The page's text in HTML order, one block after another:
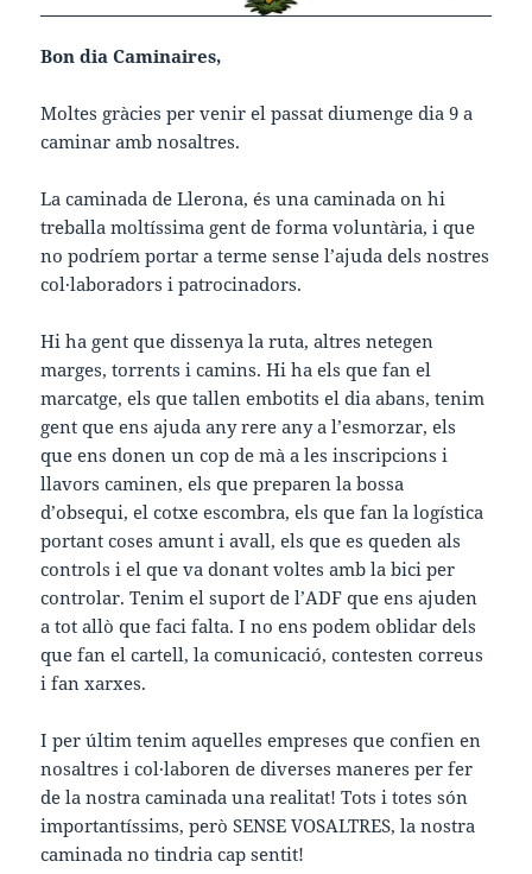
Bon dia Caminaires,
Moltes gràcies per venir el passat diumenge dia 9 a
caminar amb nosaltres.
La caminada de Llerona, és una caminada on hi
treballa moltíssima gent de forma voluntària, i que
no podríem portar a terme sense l’ajuda dels nostres
col·laboradors i patrocinadors.
Hi ha gent que dissenya la ruta, altres netegen
marges, torrents i camins. Hi ha els que fan el
marcatge, els que tallen embotits el dia abans, tenim
gent que ens ajuda any rere any a l’esmorzar, els
que ens donen un cop de mà a les inscripcions i
llavors caminen, els que preparen la bossa
d’obsequi, el cotxe escombra, els que fan la logística
portant coses amunt i avall, els que es queden als
controls i el que va donant voltes amb la bici per
controlar. Tenim el suport de l’ADF que ens ajuden
a tot allò que faci falta. I no ens podem oblidar dels
que fan el cartell, la comunicació, contesten correus
i fan xarxes.
I per últim tenim aquelles empreses que confien en
nosaltres i col·laboren de diverses maneres per fer
de la nostra caminada una realitat! Tots i totes són
importantíssims, però SENSE VOSALTRES, la nostra
caminada no tindria cap sentit!